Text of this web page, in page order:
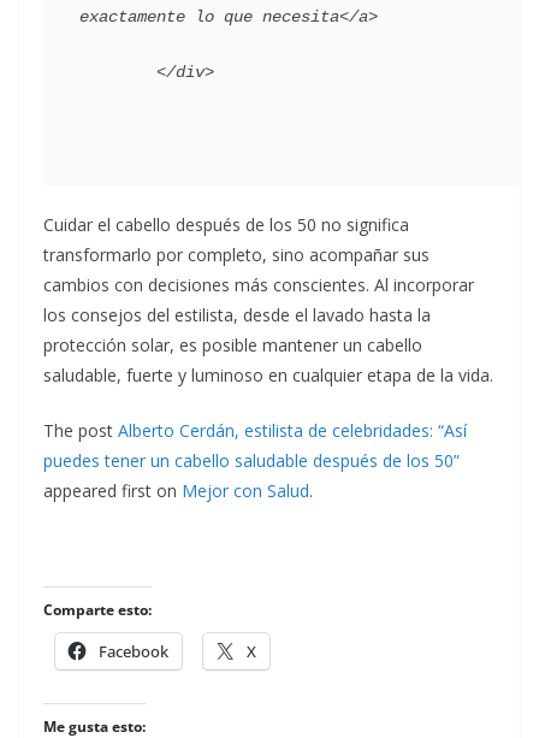
exactamente lo que necesita</a>
Cuidar el cabello después de los 50 no significa
transformarlo por completo, sino acompañar sus
cambios con decisiones más conscientes. Al incorporar
los consejos del estilista, desde el lavado hasta la
protección solar, es posible mantener un cabello
saludable, fuerte y luminoso en cualquier etapa de la vida.
The post Alberto Cerdán, estilista de celebridades: “Así
puedes tener un cabello saludable después de los 50”
appeared first on Mejor con Salud.
Comparte esto:
Facebook X
Me gusta esto: